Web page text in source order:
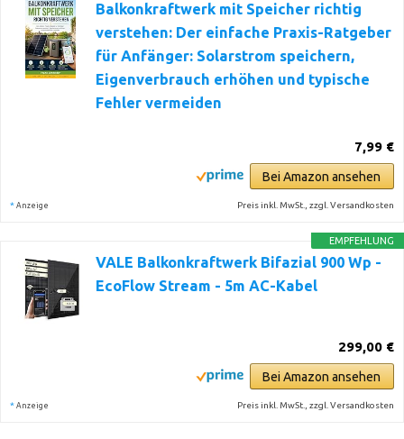
Balkonkraftwerk mit Speicher richtig
verstehen: Der einfache Praxis-Ratgeber
für Anfänger: Solarstrom speichern,
Eigenverbrauch erhöhen und typische
Fehler vermeiden
7,99 €
Bei Amazon ansehen
* Anzeige Preis inkl. MwSt., zzgl. Versandkosten
EMPFEHLUNG
VALE Balkonkraftwerk Bifazial 900 Wp -
EcoFlow Stream - 5m AC-Kabel
299,00 €
Bei Amazon ansehen
* Anzeige Preis inkl. MwSt., zzgl. Versandkosten